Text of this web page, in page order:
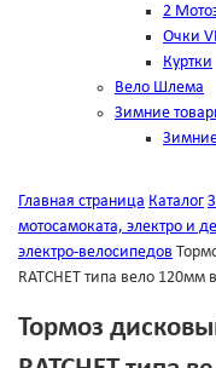
2
Очки
Куртки
Вело Шлема
Зимние
Главная страница Каталог
мотосамоката, электро и
электро-велосипедов
RATCHET типа вело
Тормоз